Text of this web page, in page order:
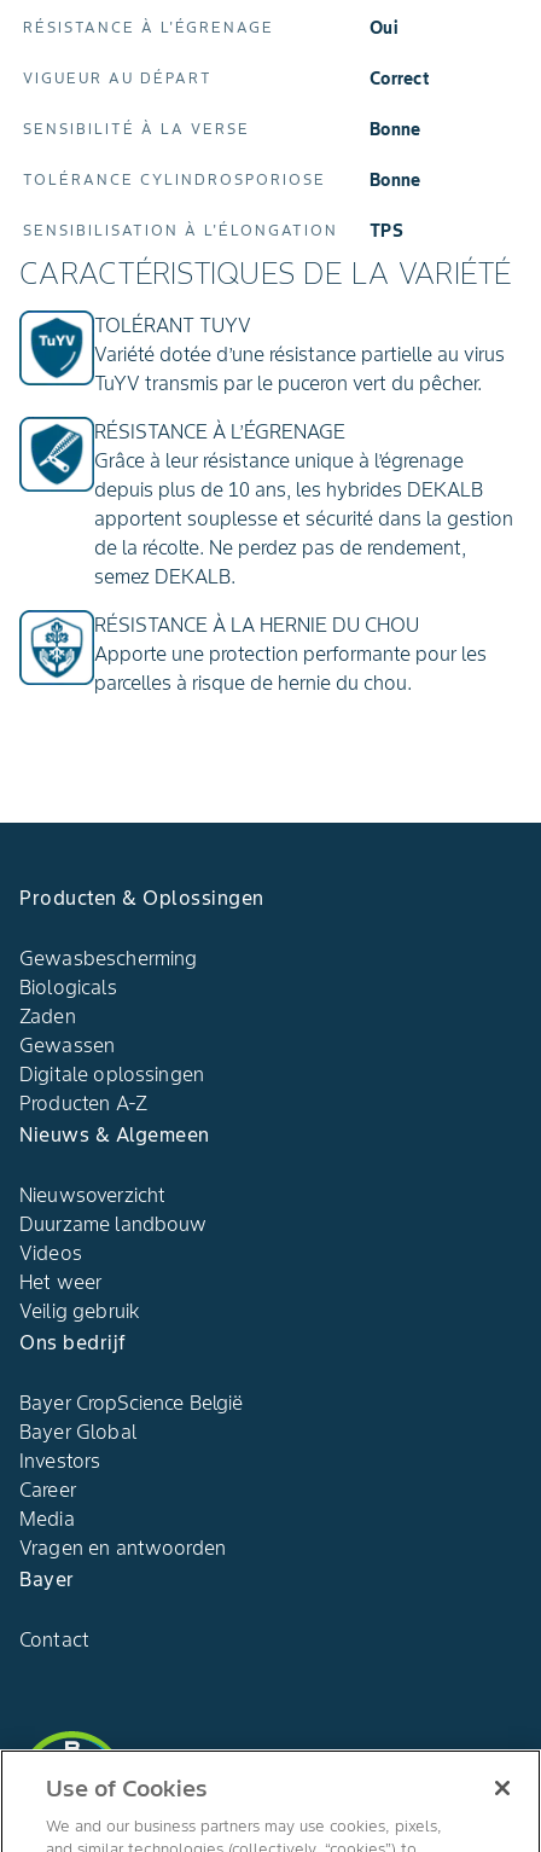
RÉSISTANCE À L'ÉGRENAGE Oui
VIGUEUR AU DÉPART Correct
SENSIBILITÉ À LA VERSE Bonne
TOLÉRANCE CYLINDROSPORIOSE Bonne
SENSIBILISATION À L'ÉLONGATION TPS
CARACTÉRISTIQUES DE LA VARIÉTÉ
TOLÉRANT TUYV
Variété dotée d’une résistance partielle au virus
TuYV transmis par le puceron vert du pêcher.
RÉSISTANCE À L’ÉGRENAGE
Grâce à leur résistance unique à l’égrenage
depuis plus de 10 ans, les hybrides DEKALB
apportent souplesse et sécurité dans la gestion
de la récolte. Ne perdez pas de rendement,
semez DEKALB.
RÉSISTANCE À LA HERNIE DU CHOU
Apporte une protection performante pour les
parcelles à risque de hernie du chou.
Producten & Oplossingen​
Gewasbescherming
Biologicals
Zaden
Gewassen
Digitale oplossingen​
Producten A-Z​
Nieuws & Algemeen​
Nieuwsoverzicht
Duurzame landbouw​
Videos
Het weer​
Veilig gebruik
Ons bedrijf​
Bayer CropScience België​
Bayer Global
Investors
Career
Media
Vragen en antwoorden​
Bayer
Contact
België
Use of Cookies
We and our business partners may use cookies, pixels,